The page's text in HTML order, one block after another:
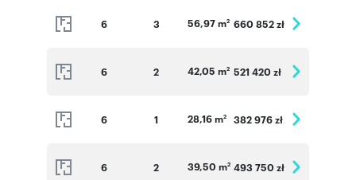
6 3 56,97 m2 660 852 zł
6 2 42,05 m2 521 420 zł
6 1 28,16 m2 382 976 zł
6 2 39,50 m2 493 750 zł